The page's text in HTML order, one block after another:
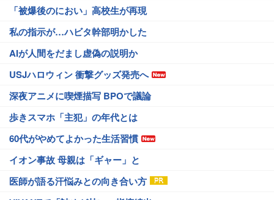
「被爆後のにおい」高校生が再現
私の指示が…ハビタ幹部明かした
AIが人間をだまし虚偽の説明か
USJハロウィン 衝撃グッズ発売へ
深夜アニメに喫煙描写 BPOで議論
歩きスマホ「主犯」の年代とは
60代がやめてよかった生活習慣
イオン事故 母親は「ギャー」と
医師が語る汗悩みとの向き合い方